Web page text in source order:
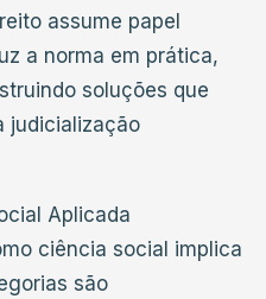
assume papel
a norma em prática,
soluções que
judicialização
Aplicada
ciência social implica
são